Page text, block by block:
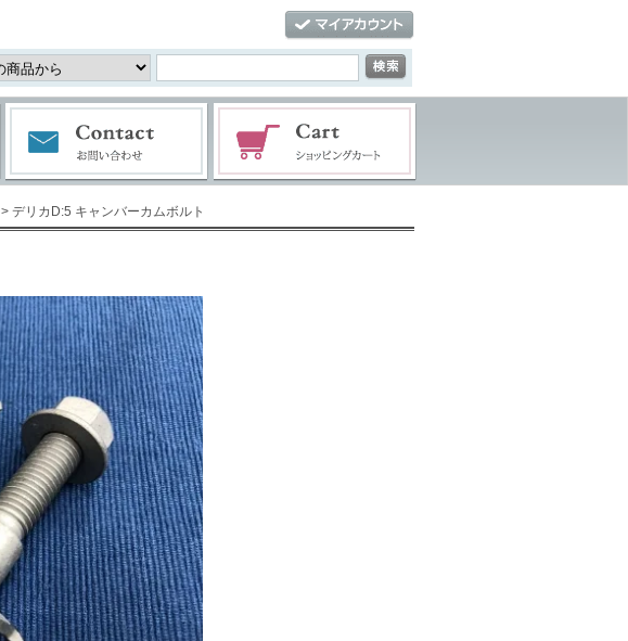
> デリカD:5 キャンバーカムボルト